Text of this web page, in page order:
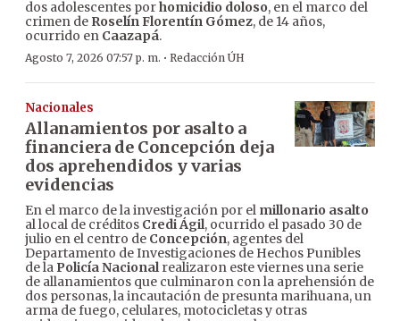
dos adolescentes porhomicidio doloso, en el marco del
crimen de Roselín Florentín Gómez, de 14 años,
ocurrido en Caazapá.
Agosto 7, 2026 07:57 p. m. · Redacción ÚH
Nacionales
Allanamientos por asalto a
financiera de Concepción deja
dos aprehendidos y varias
evidencias
En el marco de la investigación por el millonario asalto
al local de créditos Credi Ágil, ocurrido el pasado 30 de
julio en el centro de Concepción, agentes del
Departamento de Investigaciones de Hechos Punibles
de la Policía Nacionalrealizaron este viernes una serie
de allanamientos que culminaron con la aprehensión de
dos personas, la incautación de presunta marihuana, un
arma de fuego, celulares, motocicletas y otras